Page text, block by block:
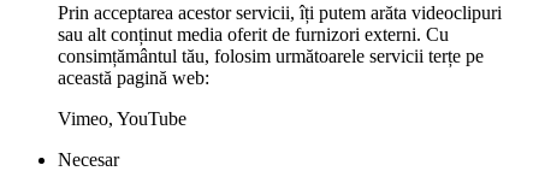
Prin acceptarea acestor servicii, îți putem arăta videoclipuri
sau alt conținut media oferit de furnizori externi. Cu
consimțământul tău, folosim următoarele servicii terțe pe
această pagină web:
Vimeo, YouTube
Necesar